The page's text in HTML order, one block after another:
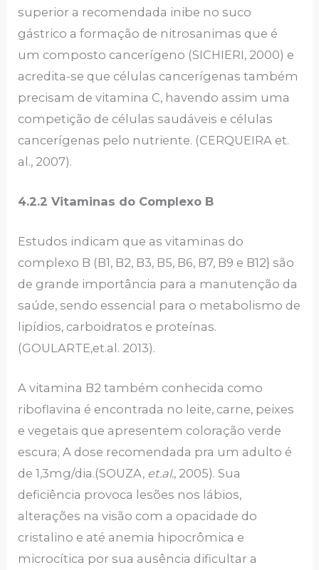
superior a recomendada inibe no suco
gástrico a formação de nitrosanimas que é
um composto cancerígeno (SICHIERI, 2000) e
acredita-se que células cancerígenas também
precisam de vitamina C, havendo assim uma
competição de células saudáveis e células
cancerígenas pelo nutriente. (CERQUEIRA et.
al., 2007).
4.2.2 Vitaminas do Complexo B
Estudos indicam que as vitaminas do
complexo B (B1, B2, B3, B5, B6, B7, B9 e B12} são
de grande importância para a manutenção da
saúde, sendo essencial para o metabolismo de
lipídios, carboidratos e proteínas.
(GOULARTE,et.al. 2013).
A vitamina B2 também conhecida como
riboflavina é encontrada no leite, carne, peixes
e vegetais que apresentem coloração verde
escura; A dose recomendada pra um adulto é
de 1,3mg/dia.(SOUZA, et.al., 2005). Sua
deficiência provoca lesões nos lábios,
alterações na visão com a opacidade do
cristalino e até anemia hipocrômica e
microcítica por sua ausência dificultar a